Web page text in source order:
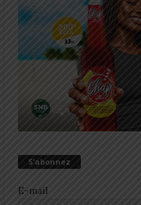
S’abonnez
E-mail